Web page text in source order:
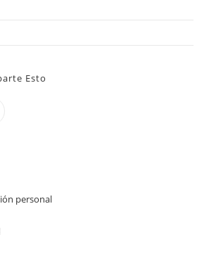
Esto
productos
personal